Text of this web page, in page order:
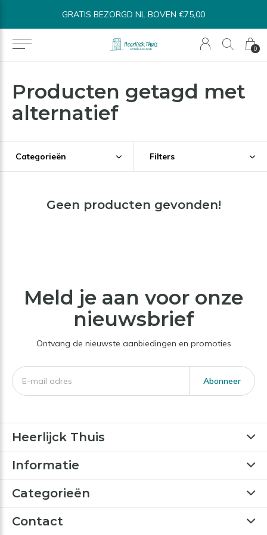
0
GRATIS BEZORGD NL BOVEN €75,00
Producten getagd met
alternatief
Categorieën Filters
Geen producten gevonden!
Meld je aan voor onze
nieuwsbrief
Ontvang de nieuwste aanbiedingen en promoties
Abonneer
Heerlijck Thuis
Informatie
Categorieën
Contact